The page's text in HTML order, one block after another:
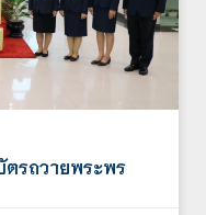
ตรถวายพระพร